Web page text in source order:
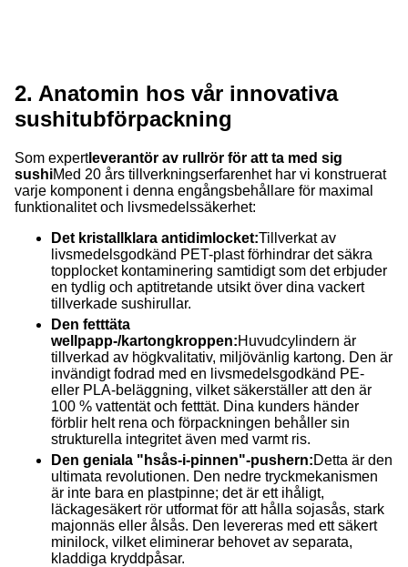
2. Anatomin hos vår innovativa
sushitubförpackning
Som expertleverantör av rullrör för att ta med sig
sushiMed 20 års tillverkningserfarenhet har vi konstruerat
varje komponent i denna engångsbehållare för maximal
funktionalitet och livsmedelssäkerhet:
Det kristallklara antidimlocket:Tillverkat av
livsmedelsgodkänd PET-plast förhindrar det säkra
topplocket kontaminering samtidigt som det erbjuder
en tydlig och aptitretande utsikt över dina vackert
tillverkade sushirullar.
Den fetttäta
wellpapp-/kartongkroppen:Huvudcylindern är
tillverkad av högkvalitativ, miljövänlig kartong. Den är
invändigt fodrad med en livsmedelsgodkänd PE-
eller PLA-beläggning, vilket säkerställer att den är
100 % vattentät och fetttät. Dina kunders händer
förblir helt rena och förpackningen behåller sin
strukturella integritet även med varmt ris.
Den geniala "hsås-i-pinnen"-pushern:Detta är den
ultimata revolutionen. Den nedre tryckmekanismen
är inte bara en plastpinne; det är ett ihåligt,
läckagesäkert rör utformat för att hålla sojasås, stark
majonnäs eller ålsås. Den levereras med ett säkert
minilock, vilket eliminerar behovet av separata,
kladdiga kryddpåsar.